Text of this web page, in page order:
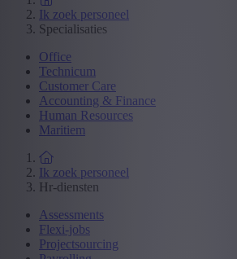
Ik zoek personeel
Specialisaties
Office
Technicum
Customer Care
Accounting & Finance
Human Resources
Maritiem
Ik zoek personeel
Hr-diensten
Assessments
Flexi-jobs
Projectsourcing